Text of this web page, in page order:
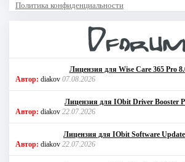
Политика конфиденциальности
Лицензия для Wise Care 365 Pro
Автор: diakov 07.08.2026
Лицензия для IObit Driver Booster
Автор: diakov 22.07.2026
Лицензия для IObit Software
Автор: diakov 22.07.2026